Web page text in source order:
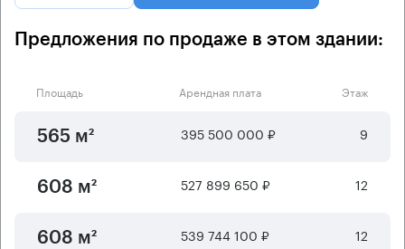
Предложения по продаже в этом здании:
Площадь Арендная плата Этаж
565 м² 395 500 000 ₽ 9
608 м² 527 899 650 ₽ 12
608 м² 539 744 100 ₽ 12